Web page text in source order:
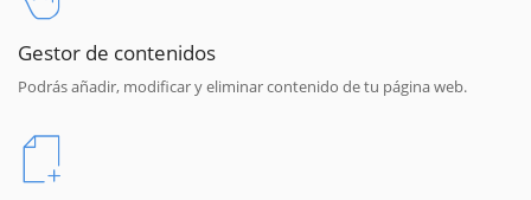
Gestor de contenidos
Podrás añadir, modificar y eliminar contenido de tu página web.